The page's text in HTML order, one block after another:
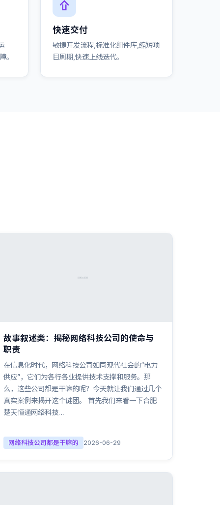
。
快速交付
敏捷开发流程,标准化组件库,缩短项
目周期,快速上线迭代。
故事叙述类：揭秘网络科技公司的使命与
职责
在信息化时代，网络科技公司如同现代社会的“电力
供应”，它们为各行各业提供技术支撑和服务。那
么，这些公司都是干嘛的呢？今天就让我们通过几个
真实案例来揭开这个谜团。 首先我们来看一下合肥
楚天恒通网络科技…
网络科技公司都是干嘛的 2026-06-29